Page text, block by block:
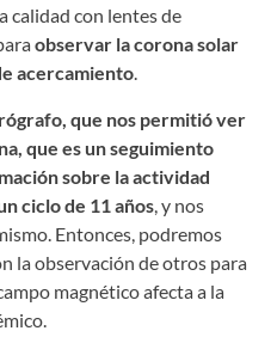
calidad con lentes de
observar la corona solar
acercamiento.
que nos permitió ver
que es un seguimiento
sobre la actividad
ciclo de 11 años , y nos
Entonces, podremos
la observación de otros para
magnético afecta a la